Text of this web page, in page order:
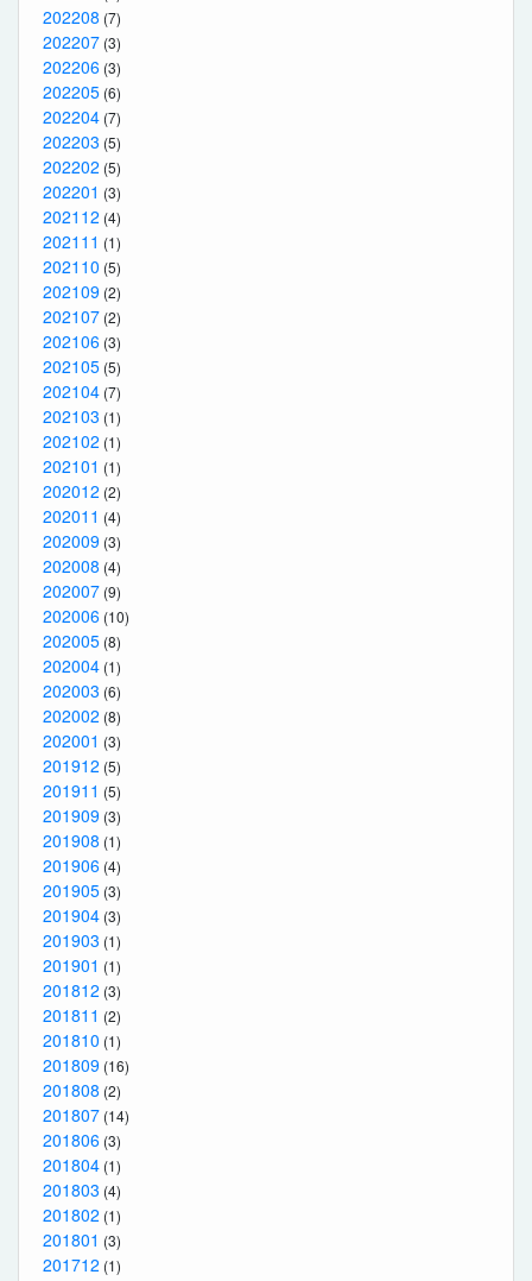
202208 (7)
202207 (3)
202206 (3)
202205 (6)
202204 (7)
202203 (5)
202202 (5)
202201 (3)
202112 (4)
202111 (1)
202110 (5)
202109 (2)
202107 (2)
202106 (3)
202105 (5)
202104 (7)
202103 (1)
202102 (1)
202101 (1)
202012 (2)
202011 (4)
202009 (3)
202008 (4)
202007 (9)
202006 (10)
202005 (8)
202004 (1)
202003 (6)
202002 (8)
202001 (3)
201912 (5)
201911 (5)
201909 (3)
201908 (1)
201906 (4)
201905 (3)
201904 (3)
201903 (1)
201901 (1)
201812 (3)
201811 (2)
201810 (1)
201809 (16)
201808 (2)
201807 (14)
201806 (3)
201804 (1)
201803 (4)
201802 (1)
201801 (3)
201712 (1)